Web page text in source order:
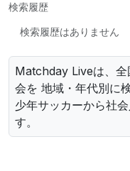
検索履歴
検索履歴はありません
Matchday Liveは、全
会を 地域・年代別に
少年サッカーから社
す。